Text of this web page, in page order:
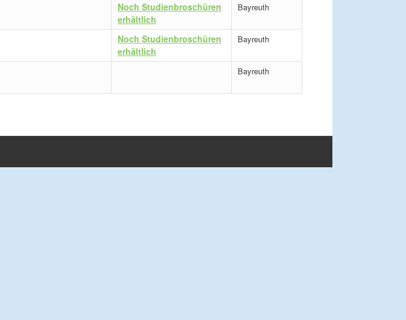
Noch Studienbroschüren
erhältlich
Bayreuth
Noch Studienbroschüren
erhältlich
Bayreuth
Bayreuth